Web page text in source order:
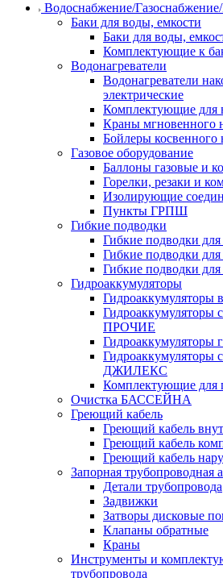
Водоснабжение/
Баки для воды, емкости
Баки для воды,
Комплектующие к
Водонагреватели
Водонагреватели
электрические
Комплектующие для
Краны мгновенного
Бойлеры косвенного
Газовое оборудование
Баллоны газовые и
Горелки, резаки и
Изолирующие
Пункты ГРПШ
Гибкие подводки
Гибкие подводки
Гибкие подводки для
Гибкие подводки для
Гидроаккумуляторы
Гидроаккумуляторы
Гидроаккумуляторы
ПРОЧИЕ
Гидроаккумуляторы
Гидроаккумуляторы
ДЖИЛЕКС
Комплектующие для
Очистка БАССЕЙНА
Греющий кабель
Греющий кабель
Греющий кабель
Греющий кабель
Запорная трубопроводная
Детали трубопровода
Задвижки
Затворы дисковые
Клапаны обратные
Краны
Инструменты и
трубопровода